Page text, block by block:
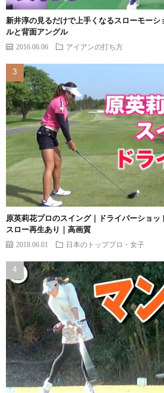
新井淳の見るだけで上手くなるスローモーシ
ルと背面アングル
2016.06.06 アイアンの打ち方
原英莉花プロのスイング｜ドライバーショッ
スロー再生あり｜高画質
2018.06.01 日本のトッププロ・女子